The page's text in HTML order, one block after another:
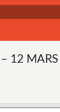
12 MARS